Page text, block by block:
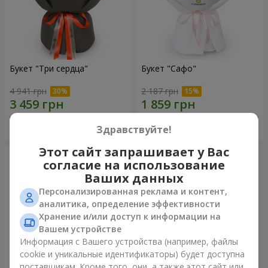
Букет "Три сердца"
4 941 грн
Букет "Сафо"
2 187 грн
Здравствуйте!
Этот сайт запрашивает у Вас
согласие на использование
Ваших данных
Персонализированная реклама и контент,
аналитика, определение эффективности
Хранение и/или доступ к информации на
Вашем устройстве
Информация с Вашего устройства (например, файлы
cookie и уникальные идентификаторы) будет доступна